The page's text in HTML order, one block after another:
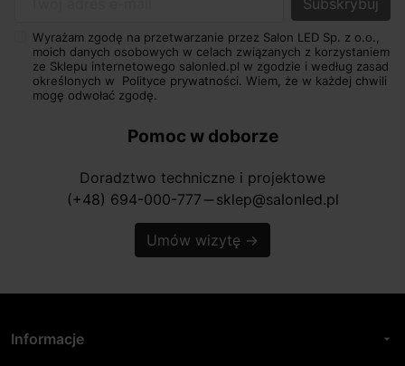
Wyrażam zgodę na przetwarzanie przez Salon LED Sp. z o.o.,
moich danych osobowych w celach związanych z korzystaniem
ze Sklepu internetowego salonled.pl w zgodzie i według zasad
określonych w Polityce prywatności. Wiem, że w każdej chwili
mogę odwołać zgodę.
Pomoc w doborze
Doradztwo techniczne i projektowe
(+48) 694-000-777 horizontal_rule sklep@salonled.pl
Umów wizytę →
Informacje arrow_drop_down